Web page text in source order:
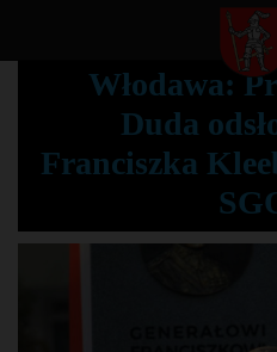
Włodawa:
Duda
Franciszka